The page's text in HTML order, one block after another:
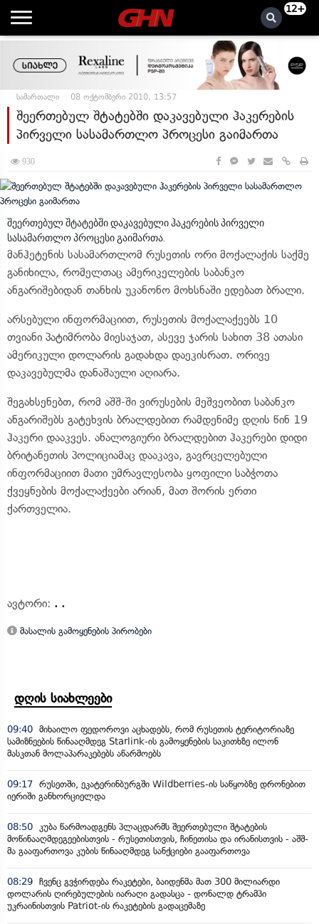
12+
სამართალი 08 ოქტომბერი 2010, 13:57
შეერთებულ შტატებში დაკავებული ჰაკერების
პირველი სასამართლო პროცესი გაიმართა
930
შეერთებულ შტატებში დაკავებული ჰაკერების პირველი
სასამართლო პროცესი გაიმართა.
მანჰეტენის სასამართლომ რუსეთის ორი მოქალაქის საქმე
განიხილა, რომელთაც ამერიკელების საბანკო
ანგარიშებიდან თანხის უკანონო მოხსნაში ედებათ ბრალი.
არსებული ინფორმაციით, რუსეთის მოქალაქეებს 10
თვიანი პატიმრობა მიესაჯათ, ასევე ჯარის სახით 38 ათასი
ამერიკული დოლარის გადახდა დაეკისრათ. ორივე
დაკავებულმა დანაშაული აღიარა.
შეგახსენებთ, რომ აშშ-ში ვირუსების მეშვეობით საბანკო
ანგარიშებს გატეხვის ბრალდებით რამდენიმე დღის წინ 19
ჰაკერი დააკვეს. ანალოგიური ბრალდებით ჰაკერები დიდი
ბრიტანეთის პოლიციამაც დააკავა, გავრცელებული
ინფორმაციით მათი უმრავლესობა ყოფილი საბჭოთა
ქვეყნების მოქალაქეები არიან, მათ შორის ერთი
ქართველია.
ავტორი: . .
მასალის გამოყენების პირობები
დღის სიახლეები
09:40 მიხაილო ფედოროვი აცხადებს, რომ რუსეთის ტერიტორიაზე
სამიზნეების წინააღმდეგ Starlink-ის გამოყენების საკითხზე ილონ
მასკთან მოლაპარაკებებს აწარმოებს
09:17 რუსეთში, ეკატერინბურგში Wildberries-ის საწყობზე დრონებით
იერიში განხორციელდა
08:50 კუბა წარმოადგენს პლაცდარმს შეერთებული შტატების
მოწინააღმდეგეებისთვის - რუსეთისთვის, ჩინეთისა და ირანისთვის - აშშ-
მა გააფართოვა კუბის წინააღმდეგ სანქციები გააფართოვა
08:29 ჩვენც გვჭირდება რაკეტები, ბაიდენმა მათ 300 მილიარდი
დოლარის ღირებულების იარაღი გადასცა - დონალდ ტრამპი
უკრაინისთვის Patriot-ის რაკეტების გადაცემაზე